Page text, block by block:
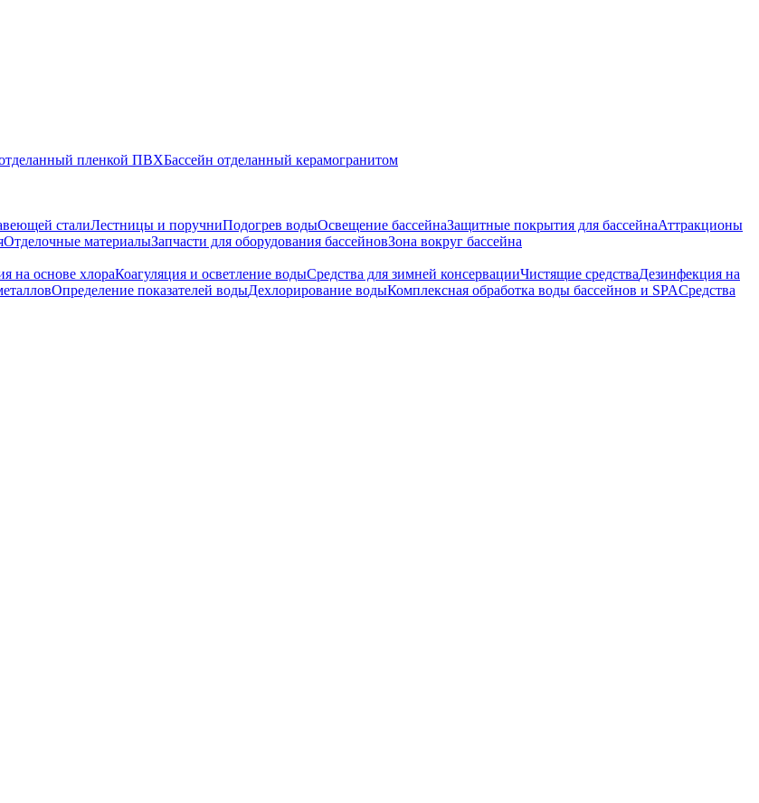
пленкой ПВХБассейн отделанный керамогранитом
сталиЛестницы и поручниПодогрев водыОсвещение бассейнаЗащитные покрытия для бассейнаАттракционы
Отделочные материалыЗапчасти для оборудования бассейновЗона вокруг бассейна
на основе хлораКоагуляция и осветление водыСредства для зимней консервацииЧистящие средстваДезинфекция на
Определение показателей водыДехлорирование водыКомплексная обработка воды бассейнов и SPAСредства